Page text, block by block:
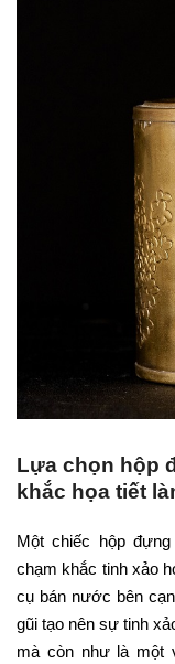
Lựa chọn hộp
khắc họa tiết
Một chiếc hộp
chạm khắc tinh xảo
cụ bán nước bên
gũi tạo nên sự tinh
mà còn như là một